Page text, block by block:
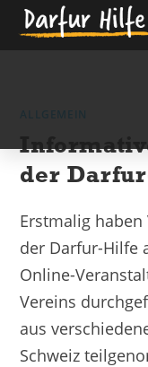
der
Erstmalig
der Darfur-Hilfe
Online-
Vereins
aus
Schweiz